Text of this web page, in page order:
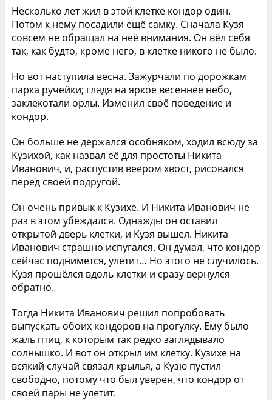
Несколько лет жил в этой клетке кондор один.
Потом к нему посадили ещё самку. Сначала Кузя
совсем не обращал на неё внимания. Он вёл себя
так, как будто, кроме него, в клетке никого не было.
Но вот наступила весна. Зажурчали по дорожкам
парка ручейки; глядя на яркое весеннее небо,
заклекотали орлы. Изменил своё поведение и
кондор.
Он больше не держался особняком, ходил всюду за
Кузихой, как назвал её для простоты Никита
Иванович, и, распустив веером хвост, рисовался
перед своей подругой.
Он очень привык к Кузихе. И Никита Иванович не
раз в этом убеждался. Однажды он оставил
открытой дверь клетки, и Кузя вышел. Никита
Иванович страшно испугался. Он думал, что кондор
сейчас поднимется, улетит… Но этого не случилось.
Кузя прошёлся вдоль клетки и сразу вернулся
обратно.
Тогда Никита Иванович решил попробовать
выпускать обоих кондоров на прогулку. Ему было
жаль птиц, к которым так редко заглядывало
солнышко. И вот он открыл им клетку. Кузихе на
всякий случай связал крылья, а Кузю пустил
свободно, потому что был уверен, что кондор от
своей пары не улетит.